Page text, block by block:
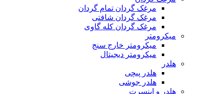
مرغک گردان تمام گردان
مرغک گردان شافتی
مرغک گردان کله گاوی
میکرومتر
میکرومتر خارج سنج
میکرومتر دیجیتال
هلدر
هلدر پیچی
هلدر جوشی
هلدر و اینسرت